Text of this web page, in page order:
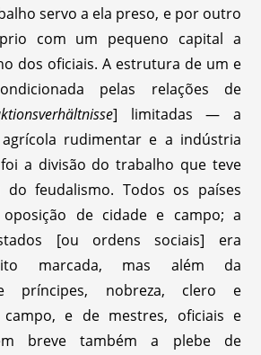
servo a ela preso, e por outro
com um pequeno capital a
dos oficiais. A estrutura de um e
pelas relações de
] limitadas — a
rudimentar e a indústria
a divisão do trabalho que teve
feudalismo. Todos os países
de cidade e campo; a
[ou ordens sociais] era
marcada, mas além da
príncipes, nobreza, clero e
campo, e de mestres, oficiais e
breve também a plebe de